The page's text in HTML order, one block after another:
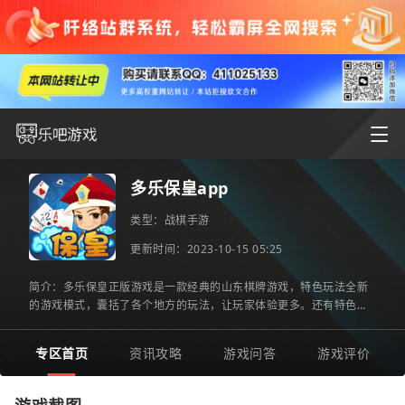
多乐保皇app
类型： 战棋手游
更新时间：2023-10-15 05:25
简介：多乐保皇正版游戏是一款经典的山东棋牌游戏，特色玩法全新
的游戏模式，囊括了各个地方的玩法，让玩家体验更多。还有特色新
专区首页 资讯攻略 游戏问答 游戏评价